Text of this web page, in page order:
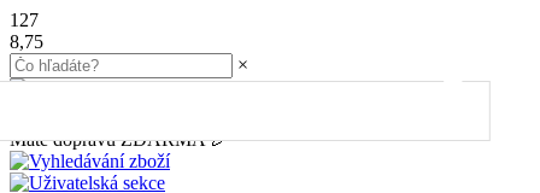
127
8,75
×
Máte dopravu ZDARMA 🎉